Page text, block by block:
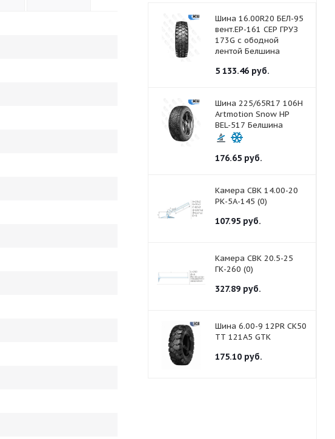
Шина 16.00R20 БЕЛ-95
вент.ЕР-161 СЕР ГРУЗ
173G с ободной
лентой Белшина
5 133.46 руб.
Шина 225/65R17 106H
Artmotion Snow HP
BEL-517 Белшина
176.65 руб.
Камера СВК 14.00-20
РК-5А-145 (0)
107.95 руб.
Камера СВК 20.5-25
ГК-260 (0)
327.89 руб.
Шина 6.00-9 12PR CK50
TT 121A5 GTK
175.10 руб.